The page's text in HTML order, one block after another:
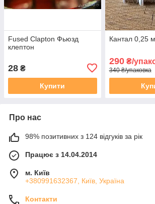
Fused Clapton Фьюзд
клептон
28 ₴
Купити
Кантал 0,25
290₴/
340 ₴/упаковка
Про нас
98% позитивних з 124 відгуків за рік
Працює з 14.04.2014
м. Київ
+380991632367, Київ, Україна
Контакти